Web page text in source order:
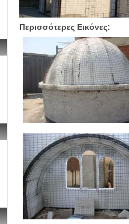
Περισσότερες Εικόνες: